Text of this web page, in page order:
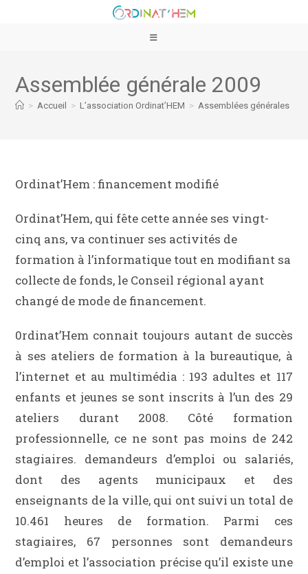
Assemblée générale 2009
> Accueil > L’association Ordinat’HEM > Assemblées générales
Ordinat’Hem : financement modifié
Ordinat’Hem, qui fête cette année ses vingt-
cinq ans, va continuer ses activités de
formation à l’informatique tout en modifiant sa
collecte de fonds, le Conseil régional ayant
changé de mode de financement.
0rdinat’Hem connait toujours autant de succès
à ses ateliers de formation à la bureautique, à
l’internet et au multimédia : 193 adultes et 117
enfants et jeunes se sont inscrits à l’un des 29
ateliers durant 2008. Côté formation
professionnelle, ce ne sont pas moins de 242
stagiaires. demandeurs d’emploi ou salariés,
dont des agents municipaux et des
enseignants de la ville, qui ont suivi un total de
10.461 heures de formation. Parmi ces
stagiaires, 67 personnes sont demandeurs
d’emploi et l’association précise qu’il existe une